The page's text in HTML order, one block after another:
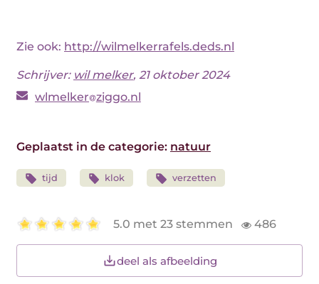
Zie ook: http://wilmelkerrafels.deds.nl
Schrijver: wil melker, 21 oktober 2024
wlmelker ziggo.nl
Geplaatst in de categorie: natuur
tijd klok verzetten
5.0 met 23 stemmen 486
deel als afbeelding